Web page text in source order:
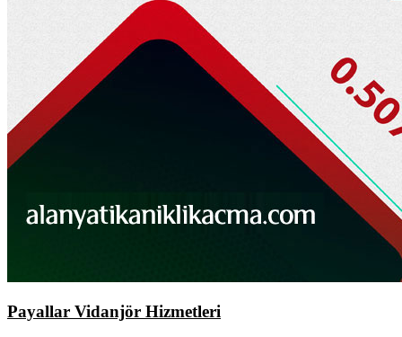
Payallar Vidanjör Hizmetleri